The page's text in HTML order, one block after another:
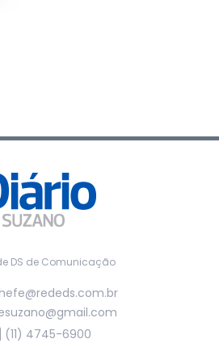
DS de Comunicação
(11) 4745-6900